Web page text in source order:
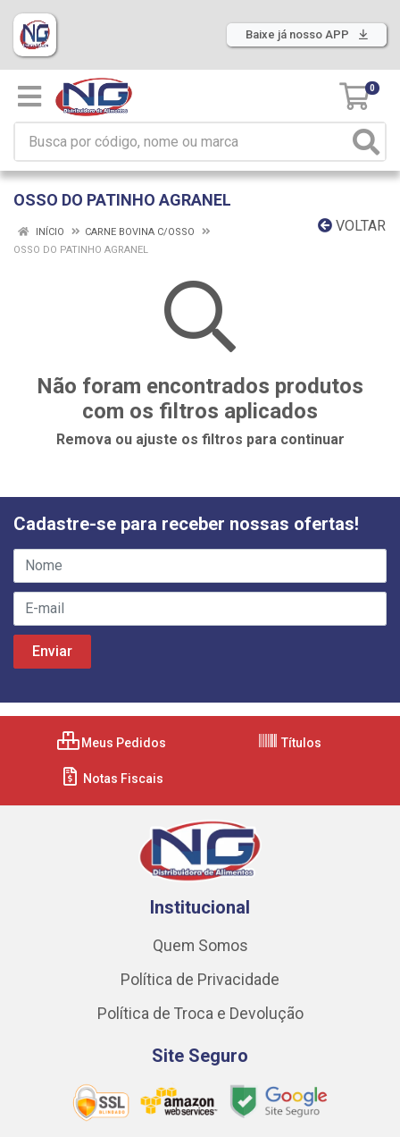
Baixe já nosso APP
0
OSSO DO PATINHO AGRANEL
VOLTAR
INÍCIO
CARNE BOVINA C/OSSO
OSSO DO PATINHO AGRANEL
Não foram encontrados produtos
com os filtros aplicados
Remova ou ajuste os filtros para continuar
Cadastre-se para receber nossas ofertas!
Meus Pedidos Títulos
Notas Fiscais
Institucional
Quem Somos
Política de Privacidade
Política de Troca e Devolução
Site Seguro